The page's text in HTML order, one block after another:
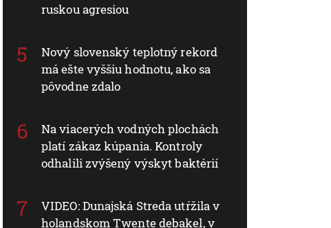
ruskou agresiou
Nový slovenský teplotný rekord
má ešte vyššiu hodnotu, ako sa
pôvodne zdalo
Na viacerých vodných plochách
platí zákaz kúpania. Kontroly
odhalili zvýšený výskyt baktérií
VIDEO: Dunajská Streda utŕžila v
holandskom Twente debakel, v